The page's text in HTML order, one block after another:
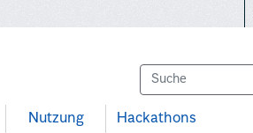
Nutzung Hackathons